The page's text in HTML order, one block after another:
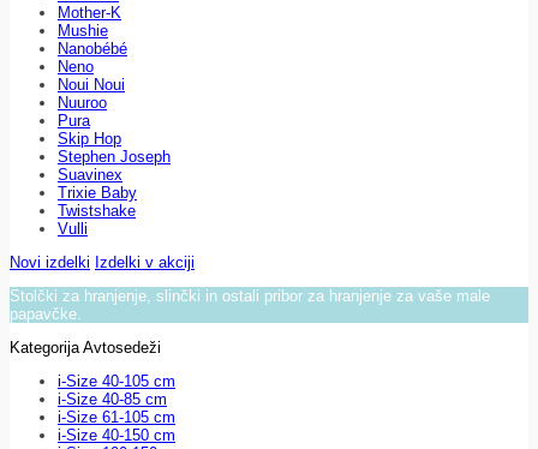
Mother-K
Mushie
Nanobébé
Neno
Noui Noui
Nuuroo
Pura
Skip Hop
Stephen Joseph
Suavinex
Trixie Baby
Twistshake
Vulli
Novi izdelki Izdelki v akciji
Stolčki za hranjenje, slinčki in ostali pribor za hranjenje za vaše male
papavčke.
Kategorija Avtosedeži
i-Size 40-105 cm
i-Size 40-85 cm
i-Size 61-105 cm
i-Size 40-150 cm